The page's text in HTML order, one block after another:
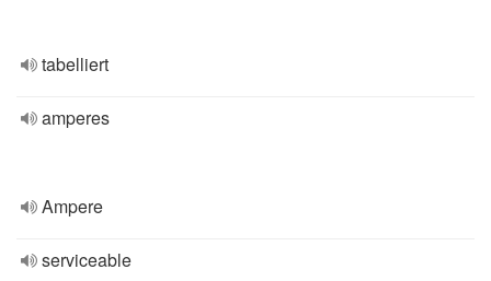
tabelliert
amperes
Ampere
serviceable